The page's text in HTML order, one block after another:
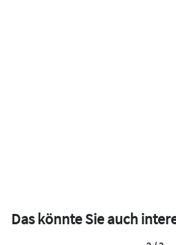
Das könnte Sie auch